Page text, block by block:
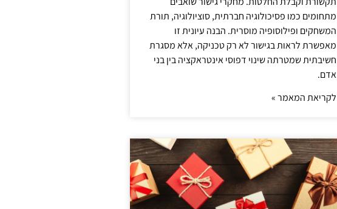
מתחומים כמו פסיכולוגיה חברתית, סוציולוגיה, תורת
המשחקים ופילוסופיה מוסרית. הבנה עיונית זו
מאפשרת לראות בגישור לא רק טכניקה, אלא מסגרת
חשיבתית שמטרתה שינוי דפוסי אינטראקציה בין בני
אדם.
לקריאת המאמר »